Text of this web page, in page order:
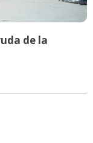
de la